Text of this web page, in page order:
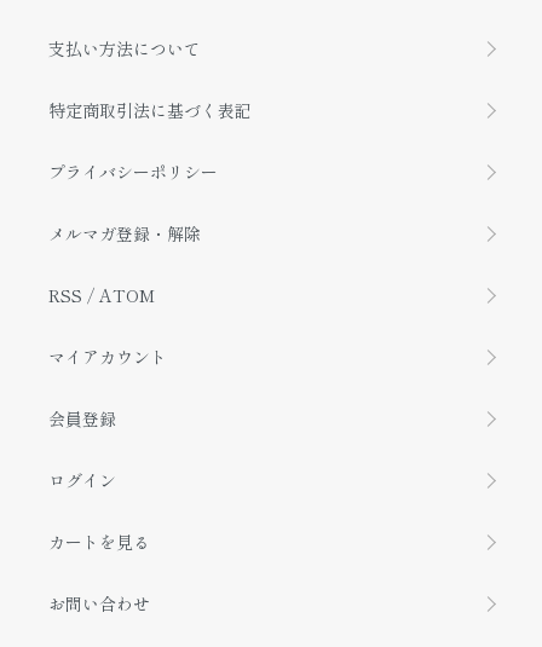
支払い方法について
特定商取引法に基づく表記
プライバシーポリシー
メルマガ登録・解除
RSS / ATOM
マイアカウント
会員登録
ログイン
カートを見る
お問い合わせ